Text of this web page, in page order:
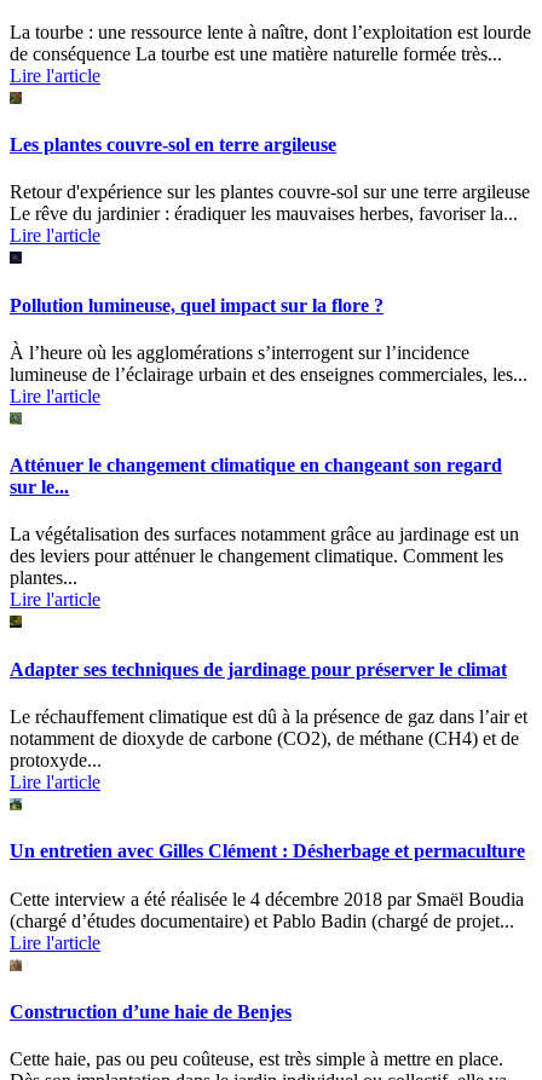
La tourbe : une ressource lente à naître, dont l’exploitation est lourde
de conséquence La tourbe est une matière naturelle formée très...
Lire l'article
Les plantes couvre-sol en terre argileuse
Retour d'expérience sur les plantes couvre-sol sur une terre argileuse
Le rêve du jardinier : éradiquer les mauvaises herbes, favoriser la...
Lire l'article
Pollution lumineuse, quel impact sur la flore ?
À l’heure où les agglomérations s’interrogent sur l’incidence
lumineuse de l’éclairage urbain et des enseignes commerciales, les...
Lire l'article
Atténuer le changement climatique en changeant son regard
sur le...
La végétalisation des surfaces notamment grâce au jardinage est un
des leviers pour atténuer le changement climatique. Comment les
plantes...
Lire l'article
Adapter ses techniques de jardinage pour préserver le climat
Le réchauffement climatique est dû à la présence de gaz dans l’air et
notamment de dioxyde de carbone (CO2), de méthane (CH4) et de
protoxyde...
Lire l'article
Un entretien avec Gilles Clément : Désherbage et permaculture
Cette interview a été réalisée le 4 décembre 2018 par Smaël Boudia
(chargé d’études documentaire) et Pablo Badin (chargé de projet...
Lire l'article
Construction d’une haie de Benjes
Cette haie, pas ou peu coûteuse, est très simple à mettre en place.